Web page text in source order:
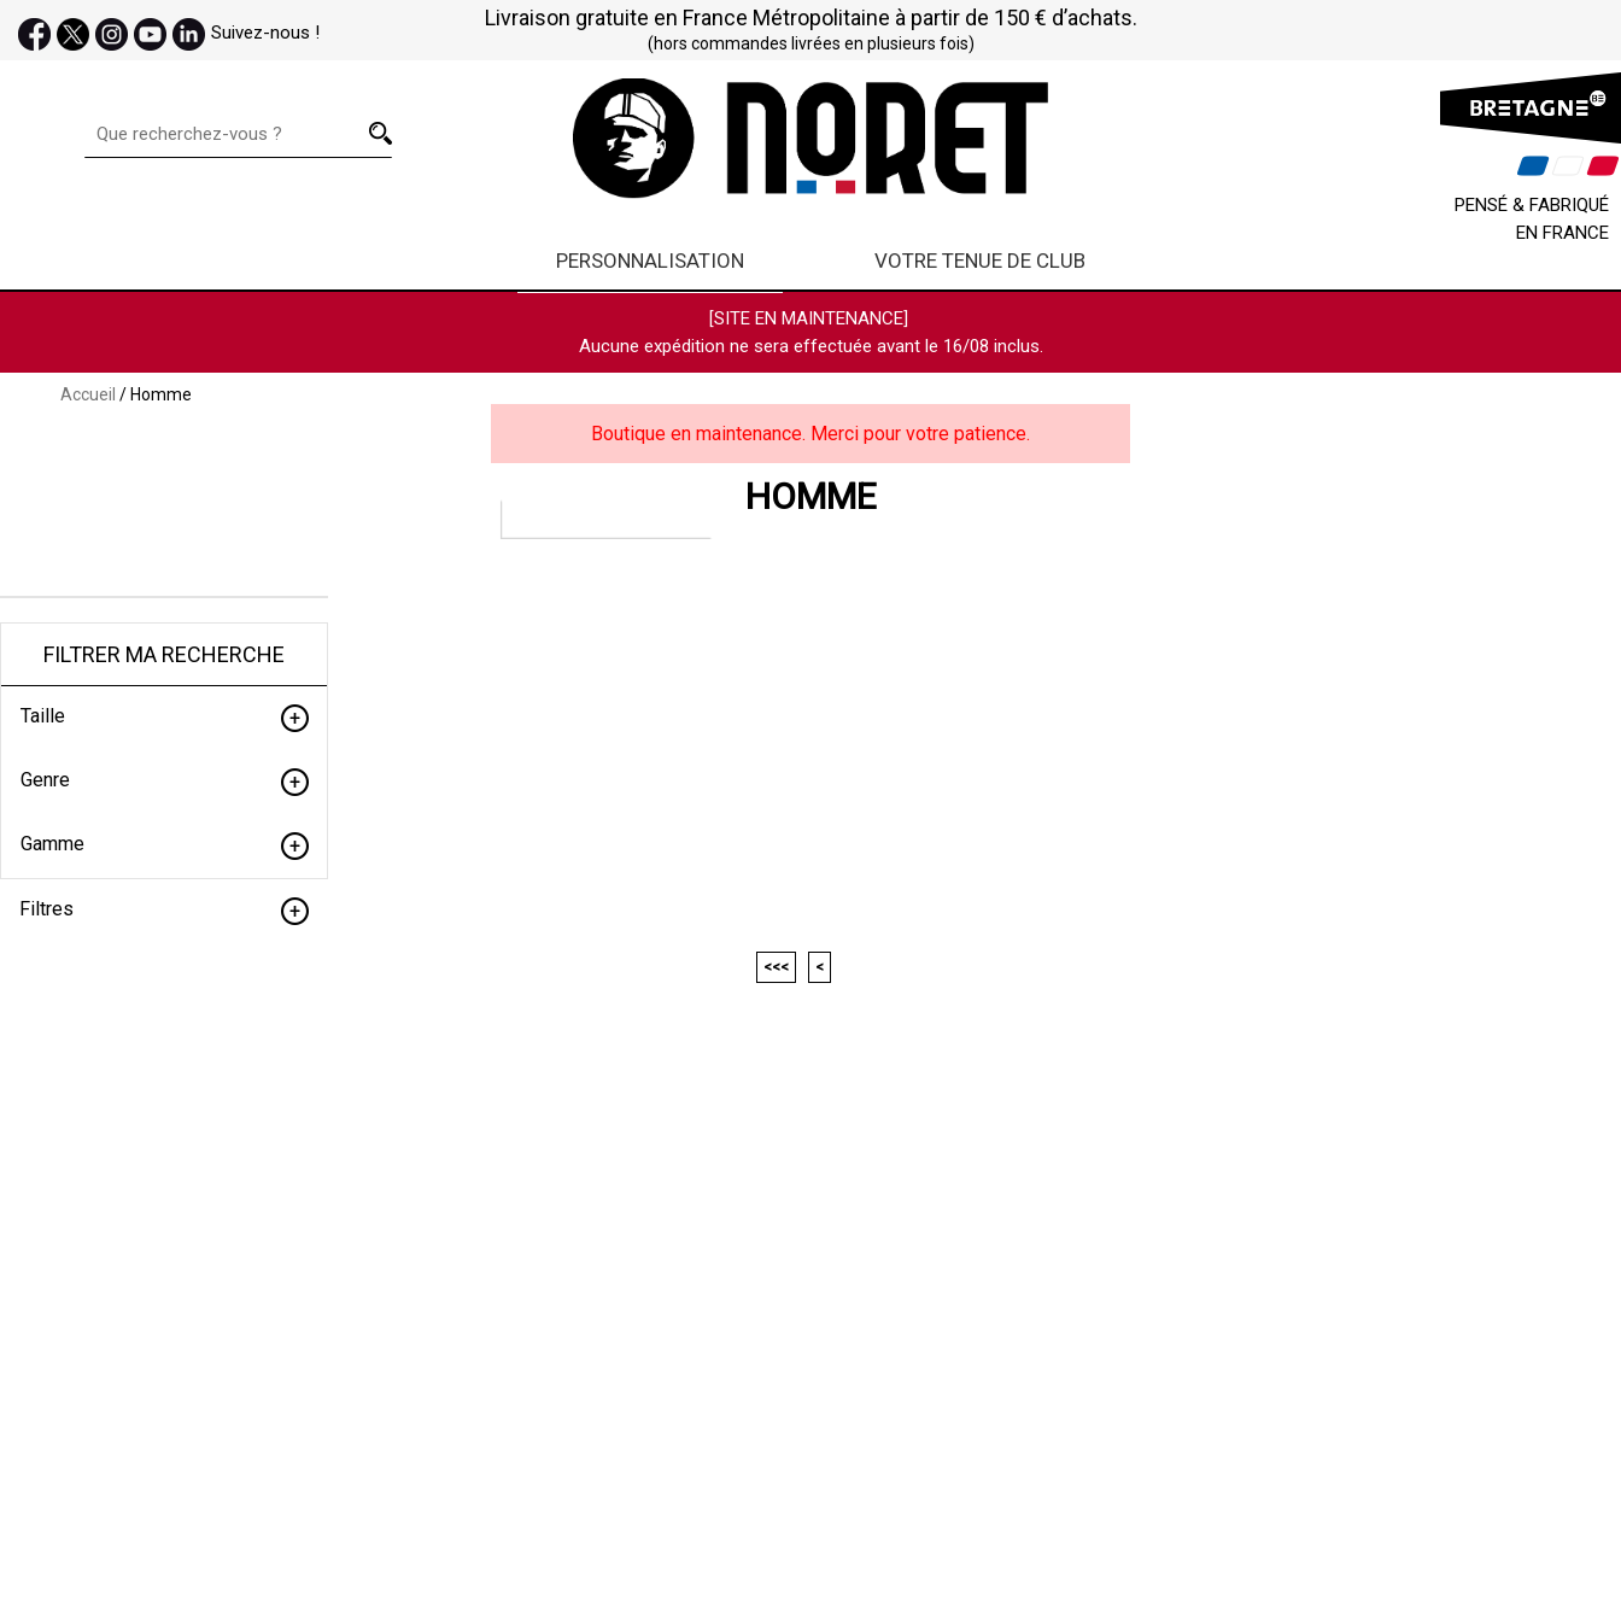
Suivez-nous !
Livraison gratuite en France Métropolitaine à partir de 150 € d’achats.
(hors commandes livrées en plusieurs fois)
PENSÉ & FABRIQUÉ
EN FRANCE
PERSONNALISATION VOTRE TENUE DE CLUB
[SITE EN MAINTENANCE]
Aucune expédition ne sera effectuée avant le 16/08 inclus.
Accueil / Homme
Boutique en maintenance. Merci pour votre patience.
HOMME
FILTRER MA RECHERCHE
Taille
Genre
Gamme
Filtres
<<< <